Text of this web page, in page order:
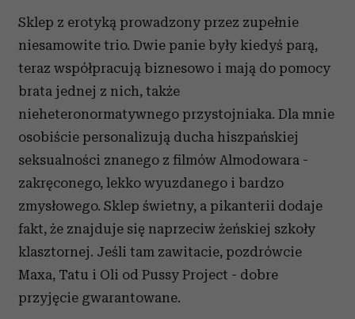
Sklep z erotyką prowadzony przez zupełnie
niesamowite trio. Dwie panie były kiedyś parą,
teraz współpracują biznesowo i mają do pomocy
brata jednej z nich, także
nieheteronormatywnego przystojniaka. Dla mnie
osobiście personalizują ducha hiszpańskiej
seksualności znanego z filmów Almodowara -
zakręconego, lekko wyuzdanego i bardzo
zmysłowego. Sklep świetny, a pikanterii dodaje
fakt, że znajduje się naprzeciw żeńskiej szkoły
klasztornej. Jeśli tam zawitacie, pozdrówcie
Maxa, Tatu i Oli od Pussy Project - dobre
przyjęcie gwarantowane.